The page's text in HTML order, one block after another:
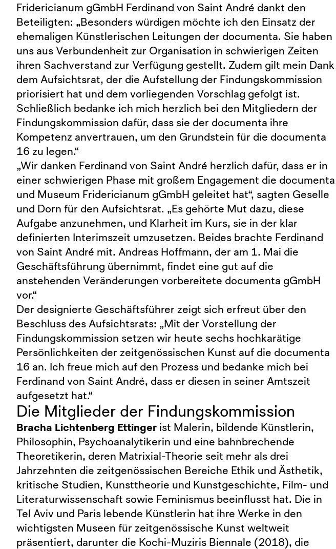
Fridericianum gGmbH Ferdinand von Saint André dankt den
Beteiligten: „Besonders würdigen möchte ich den Einsatz der
ehemaligen Künstlerischen Leitungen der documenta. Sie haben
uns aus Verbundenheit zur Organisation in schwierigen Zeiten
ihren Sachverstand zur Verfügung gestellt. Zudem gilt mein Dank
dem Aufsichtsrat, der die Aufstellung der Findungskommission
priorisiert hat und dem vorliegenden Vorschlag gefolgt ist.
Schließlich bedanke ich mich herzlich bei den Mitgliedern der
Findungskommission dafür, dass sie der documenta ihre
Kompetenz anvertrauen, um den Grundstein für die documenta
16 zu legen.“
„Wir danken Ferdinand von Saint André herzlich dafür, dass er in
einer schwierigen Phase mit großem Engagement die documenta
und Museum Fridericianum gGmbH geleitet hat“, sagten Geselle
und Dorn für den Aufsichtsrat. „Es gehörte Mut dazu, diese
Aufgabe anzunehmen, und Klarheit im Kurs, sie in der klar
definierten Interimszeit umzusetzen. Beides brachte Ferdinand
von Saint André mit. Andreas Hoffmann, der am 1. Mai die
Geschäftsführung übernimmt, findet eine gut auf die
anstehenden Veränderungen vorbereitete documenta gGmbH
vor.“
Der designierte Geschäftsführer zeigt sich erfreut über den
Beschluss des Aufsichtsrats: „Mit der Vorstellung der
Findungskommission setzen wir heute sechs hochkarätige
Persönlichkeiten der zeitgenössischen Kunst auf die documenta
16 an. Ich freue mich auf den Prozess und bedanke mich bei
Ferdinand von Saint André, dass er diesen in seiner Amtszeit
aufgesetzt hat.“
Die Mitglieder der Findungskommission
Bracha Lichtenberg Ettinger ist Malerin, bildende Künstlerin,
Philosophin, Psychoanalytikerin und eine bahnbrechende
Theoretikerin, deren Matrixial-Theorie seit mehr als drei
Jahrzehnten die zeitgenössischen Bereiche Ethik und Ästhetik,
kritische Studien, Kunsttheorie und Kunstgeschichte, Film- und
Literaturwissenschaft sowie Feminismus beeinflusst hat. Die in
Tel Aviv und Paris lebende Künstlerin hat ihre Werke in den
wichtigsten Museen für zeitgenössische Kunst weltweit
präsentiert, darunter die Kochi-Muziris Biennale (2018), die